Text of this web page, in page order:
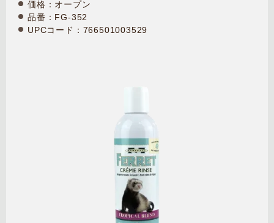
価格：オープン
品番：FG-352
UPCコード：766501003529